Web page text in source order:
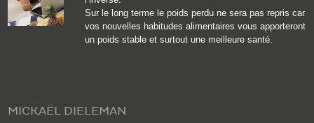
Sur le long terme le poids perdu ne sera pas repris car
vos nouvelles habitudes alimentaires vous apporteront
un poids stable et surtout une meilleure santé.
MICKAËL DIELEMAN